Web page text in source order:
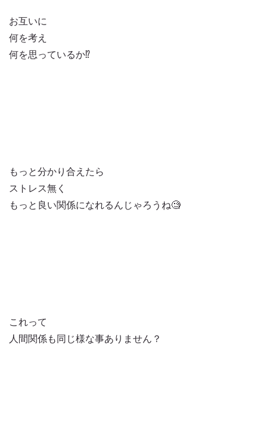
お互いに
何を考え
何を思っているか⁉️
もっと分かり合えたら
ストレス無く
もっと良い関係になれるんじゃろうね🧐
これって
人間関係も同じ様な事ありません？